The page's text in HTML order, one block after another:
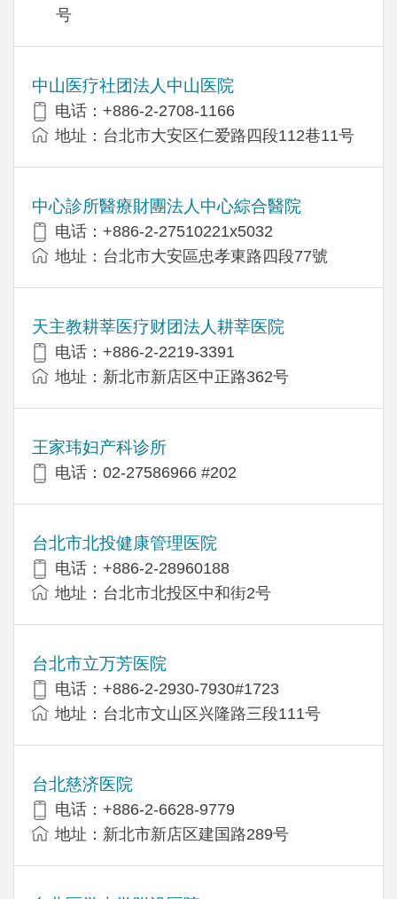
号
中山医疗社团法人中山医院
电话：+886-2-2708-1166
地址：台北市大安区仁爱路四段112巷11号
中心診所醫療財團法人中心綜合醫院
电话：+886-2-27510221x5032
地址：台北市大安區忠孝東路四段77號
天主教耕莘医疗财团法人耕莘医院
电话：+886-2-2219-3391
地址：新北市新店区中正路362号
王家玮妇产科诊所
电话：02-27586966 #202
台北市北投健康管理医院
电话：+886-2-28960188
地址：台北市北投区中和街2号
台北市立万芳医院
电话：+886-2-2930-7930#1723
地址：台北市文山区兴隆路三段111号
台北慈济医院
电话：+886-2-6628-9779
地址：新北市新店区建国路289号